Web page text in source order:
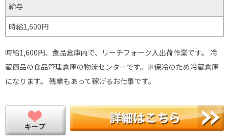
給与
時給1,600円
時給1,600円、食品倉庫内で、リーチフォーク入出荷作業です。 冷
蔵商品の食品管理倉庫の物流センターです。※保冷のため冷蔵倉庫
になります。 残業もあって稼げるお仕事です。